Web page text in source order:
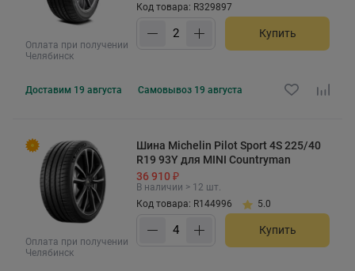
Оплата при получении
Челябинск
Код товара: R329897
Купить
Доставим 19 августа Самовывоз 19 августа
Оплата при получении
Челябинск
Шина Michelin Pilot Sport 4S 225/40
R19 93Y для MINI Countryman
36 910 ₽
В наличии > 12 шт.
Код товара: R144996
5.0
Купить